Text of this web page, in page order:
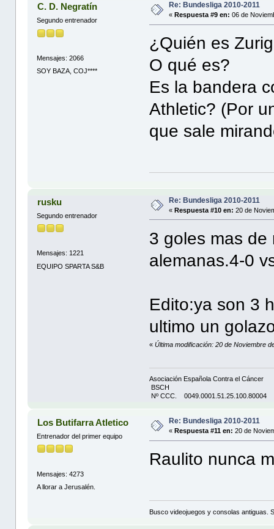
C. D. Negratín
Segundo entrenador
Mensajes: 2066
SOY BAZA, COJ****
Re: Bundesliga 2010-2011
« Respuesta #9 en: 06 de
¿Quién es
O qué es?
Es la bandera
Athletic? (Por
que sale
rusku
Segundo entrenador
Mensajes: 1221
EQUIPO SPARTA S&B
Re: Bundesliga 2010-2011
«Respuesta #10 en: 20 de
3 goles mas de
alemanas.4-0
Edito:ya son 3
ultimo un
«Última modificación: 20 de Noviembre
Asociación Española Contra el Cáncer
BSCH
Nº CCC. 0049.0001.51.25.100.80004
Los Butifarra Atletico
Entrenador del primer equipo
Mensajes: 4273
A llorar a Jerusalén.
Re: Bundesliga 2010-2011
«Respuesta #11 en: 20 de
Raulito nunca
Busco videojuegos y consolas antiguas.